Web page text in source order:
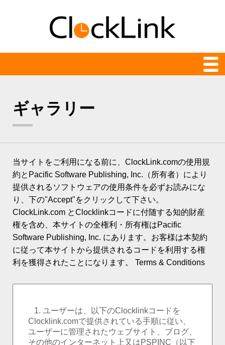
最新
24時間表示
アニメーション
カウント時計
デジタル
ロゴ時計・カスタム
ワールドクロック
PSPINCについて
お客様の声
ギャラリー
当サイトをご利用になる前に、ClockLink.comの使用規
約とPacific Software Publishing, Inc.（所有者）により
提供されるソフトウェアの使用条件を必ずお読みにな
り、下の"Accept"をクリックして下さい。
ClockLink.com とClocklinkコードに付随する知的財産
権を含め、本サイトの全権利・所有権はPacific
Software Publishing, Inc. にあります。お客様は本契約
に従って本サイトから提供されるコードを利用する権
利を獲得されたことになります。 Terms & Conditions